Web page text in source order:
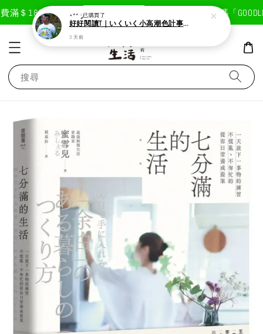
＄1800免運費 現在去購物！ 首次註冊輸入折扣碼「
搜尋
⋆** ༘已購買了
好好閱讀T｜いくいく小高潮色計事務所X好好生活書店聯名款
3 天前